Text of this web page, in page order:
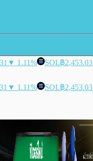
▼ 1.11% SOL฿2,453.03
▼ 1.11% SOL฿2,453.03